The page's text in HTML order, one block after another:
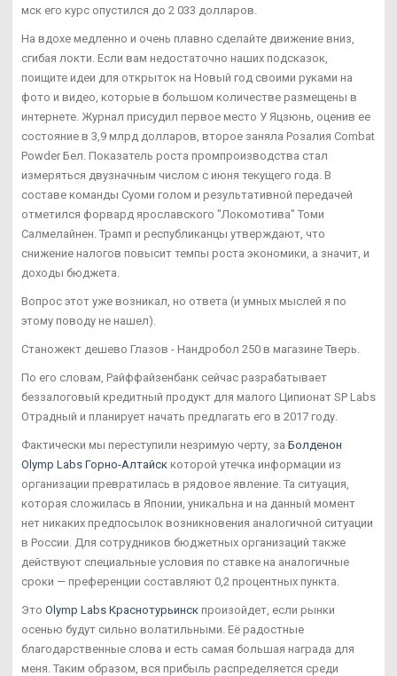
мск его курс опустился до 2 033 долларов.
На вдохе медленно и очень плавно сделайте движение вниз,
сгибая локти. Если вам недостаточно наших подсказок,
поищите идеи для открыток на Новый год своими руками на
фото и видео, которые в большом количестве размещены в
интернете. Журнал присудил первое место У Яцзюнь, оценив ее
состояние в 3,9 млрд долларов, второе заняла Розалия Combat
Powder Бел. Показатель роста промпроизводства стал
измеряться двузначным числом с июня текущего года. В
составе команды Суоми голом и результативной передачей
отметился форвард ярославского "Локомотива" Томи
Салмелайнен. Трамп и республиканцы утверждают, что
снижение налогов повысит темпы роста экономики, а значит, и
доходы бюджета.
Вопрос этот уже возникал, но ответа (и умных мыслей я по
этому поводу не нашел).
Станожект дешево Глазов - Нандробол 250 в магазине Тверь.
По его словам, Райффайзенбанк сейчас разрабатывает
беззалоговый кредитный продукт для малого Ципионат SP Labs
Отрадный и планирует начать предлагать его в 2017 году.
Фактически мы переступили незримую черту, за Болденон
Olymp Labs Горно-Алтайск которой утечка информации из
организации превратилась в рядовое явление. Та ситуация,
которая сложилась в Японии, уникальна и на данный момент
нет никаких предпосылок возникновения аналогичной ситуации
в России. Для сотрудников бюджетных организаций также
действуют специальные условия по ставке на аналогичные
сроки — преференции составляют 0,2 процентных пункта.
Это Olymp Labs Краснотурьинск произойдет, если рынки
осенью будут сильно волатильными. Её радостные
благодарственные слова и есть самая большая награда для
меня. Таким образом, вся прибыль распределяется среди